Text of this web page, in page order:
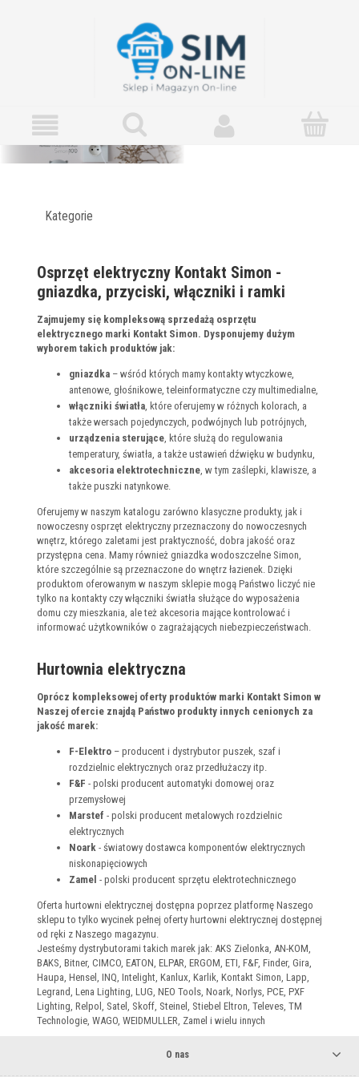
Kategorie
Osprzęt elektryczny Kontakt Simon -
gniazdka, przyciski, włączniki i ramki
Zajmujemy się kompleksową sprzedażą osprzętu
elektrycznego marki Kontakt Simon. Dysponujemy dużym
wyborem takich produktów jak:
gniazdka – wśród których mamy kontakty wtyczkowe,
antenowe, głośnikowe, teleinformatyczne czy multimedialne,
włączniki światła , które oferujemy w różnych kolorach, a
także wersach pojedynczych, podwójnych lub potrójnych,
urządzenia sterujące , które służą do regulowania
temperatury, światła, a także ustawień dźwięku w budynku,
akcesoria elektrotechniczne , w tym zaślepki, klawisze, a
także puszki natynkowe.
Oferujemy w naszym katalogu zarówno klasyczne produkty, jak i
nowoczesny osprzęt elektryczny przeznaczony do nowoczesnych
wnętrz, którego zaletami jest praktyczność, dobra jakość oraz
przystępna cena. Mamy również gniazdka wodoszczelne Simon,
które szczególnie są przeznaczone do wnętrz łazienek. Dzięki
produktom oferowanym w naszym sklepie mogą Państwo liczyć nie
tylko na kontakty czy włączniki światła służące do wyposażenia
domu czy mieszkania, ale też akcesoria mające kontrolować i
informować użytkowników o zagrażających niebezpieczeństwach.
Hurtownia elektryczna
Oprócz kompleksowej oferty produktów marki Kontakt Simon w
Naszej ofercie znajdą Państwo produkty innych cenionych za
jakość marek:
F-Elektro – producent i dystrybutor puszek, szaf i
rozdzielnic elektrycznych oraz przedłużaczy itp.
F&F - polski producent automatyki domowej oraz
przemysłowej
Marstef - polski producent metalowych rozdzielnic
elektrycznych
Noark - światowy dostawca komponentów elektrycznych
niskonapięciowych
Zamel - polski producent sprzętu elektrotechnicznego
Oferta hurtowni elektrycznej dostępna poprzez platformę Naszego
sklepu to tylko wycinek pełnej oferty hurtowni elektrycznej dostępnej
od ręki z Naszego magazynu.
Jesteśmy dystrybutorami takich marek jak: AKS Zielonka, AN-KOM,
BAKS, Bitner, CIMCO, EATON, ELPAR, ERGOM, ETI, F&F, Finder, Gira,
Haupa, Hensel, INQ, Intelight, Kanlux, Karlik, Kontakt Simon, Lapp,
Legrand, Lena Lighting, LUG, NEO Tools, Noark, Norlys, PCE, PXF
Lighting, Relpol, Satel, Skoff, Steinel, Stiebel Eltron, Televes, TM
Technologie, WAGO, WEIDMULLER, Zamel i wielu innych
O nas